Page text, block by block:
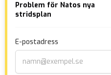
Problem för Natos nya
stridsplan
E-postadress